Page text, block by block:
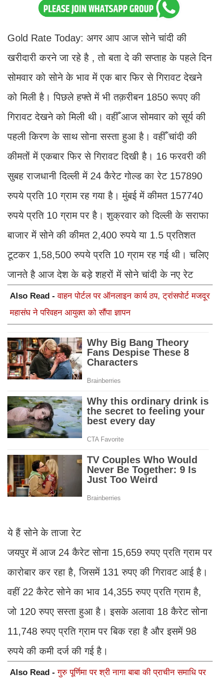
Gold Rate Today: अगर आप आज सोने चांदी की
खरीदारी करने जा रहे है , तो बता दे की सप्ताह के पहले दिन
सोमवार को सोने के भाव में एक बार फिर से गिरावट देखने
को मिली है। पिछले हफ्ते में भी तक़रीबन 1850 रूपए की
गिरावट देखने को मिली थी। वहीँ आज सोमवार को सूर्य की
पहली किरण के साथ सोना सस्ता हुआ है। वहीँ चांदी की
कीमतों में एकबार फिर से गिरावट दिखी है। 16 फरवरी की
सुबह राजधानी दिल्ली में 24 कैरेट गोल्ड का रेट 157890
रुपये प्रति 10 ग्राम रह गया है। मुंबई में कीमत 157740
रुपये प्रति 10 ग्राम पर है। शुक्रवार को दिल्ली के सराफा
बाजार में सोने की कीमत 2,400 रुपये या 1.5 प्रतिशत
टूटकर 1,58,500 रुपये प्रति 10 ग्राम रह गई थी। चलिए
जानते है आज देश के बड़े शहरों में सोने चांदी के नए रेट
Also Read -वाहन पोर्टल पर ऑनलाइन कार्य ठप, ट्रांसपोर्ट मजदूर
महासंघ ने परिवहन आयुक्त को सौंपा ज्ञापन
ये हैं सोने के ताजा रेट
जयपुर में आज 24 कैरेट सोना 15,659 रुपए प्रति ग्राम पर
कारोबार कर रहा है, जिसमें 131 रुपए की गिरावट आई है।
वहीं 22 कैरेट सोने का भाव 14,355 रुपए प्रति ग्राम है,
जो 120 रुपए सस्ता हुआ है। इसके अलावा 18 कैरेट सोना
11,748 रुपए प्रति ग्राम पर बिक रहा है और इसमें 98
रुपये की कमी दर्ज की गई है।
Also Read -गुरु पूर्णिमा पर श्री नागा बाबा की प्राचीन समाधि पर